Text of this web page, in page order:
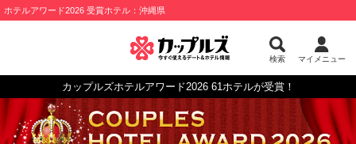
ホテルアワード2026 受賞ホテル：沖縄県
検索 マイメニュー
カップルズホテルアワード2026 61ホテルが受賞！